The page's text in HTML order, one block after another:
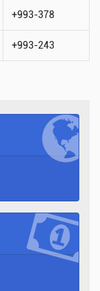
+993-378
+993-243